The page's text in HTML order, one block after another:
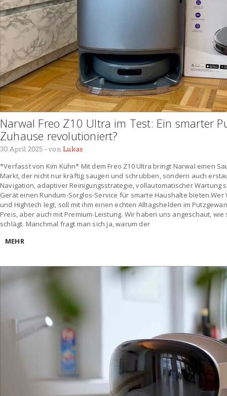
Narwal Freo Z10 Ultra im Test: Ein smarter
Zuhause revolutioniert?
30 April 2025 - von Lukas
*Verfasst von Kim Kühn* Mit dem Freo Z10 Ultra bringt Narwal einen
Markt, der nicht nur kräftig saugen und schrubben, sondern auch
Navigation, adaptiver Reinigungsstrategie, vollautomatischer Wartung
Gerät einen Rundum-Sorglos-Service für smarte Haushalte
und Hightech legt, soll mit ihm einen echten Alltagshelden im
Preis, aber auch mit Premium-Leistung. Wir haben uns angeschaut, wie
schlägt. Manchmal fragt man sich ja, warum der
MEHR